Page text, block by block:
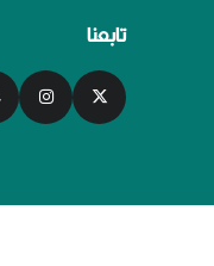
تابعنا